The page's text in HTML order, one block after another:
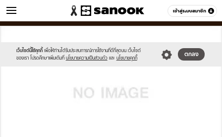
เข้าสู่ระบบสมาชิก
ข่าว หมวดอื่นๆ
เว็บไซต์นี้ใช้คุกกี้ เพื่อให้ท่านได้รับประสบการณ์การใช้งานที่ดีที่สุดบน เว็บไซต์
ของเรา โปรดศึกษาเพิ่มเติมที่ นโยบายความเป็นส่วนตัว และ นโยบายคุกกี้
ตกลง
sanook.png
image.jpg